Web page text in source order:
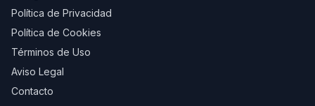
Política de Privacidad
Política de Cookies
Términos de Uso
Aviso Legal
Contacto